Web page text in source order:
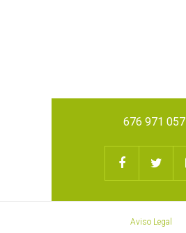
676 971 057
Aviso Legal